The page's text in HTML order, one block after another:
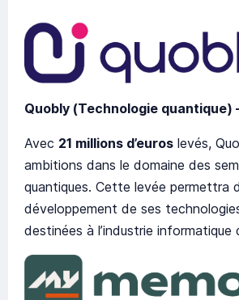
Quobly (Technologie quantique)
Avec 21 millions d’euros levés,
ambitions dans le domaine des
quantiques. Cette levée permettra
développement de ses
destinées à l’industrie informatique